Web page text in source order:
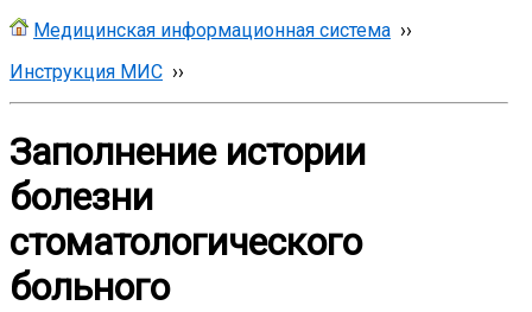
Медицинская информационная система ››
Инструкция МИС ››
Заполнение истории
болезни
стоматологического
больного